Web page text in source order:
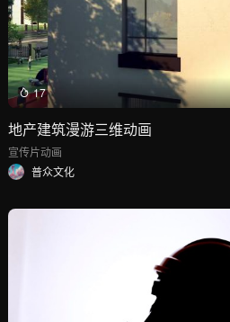
17
地产建筑漫游三维动画
宣传片动画
普众文化